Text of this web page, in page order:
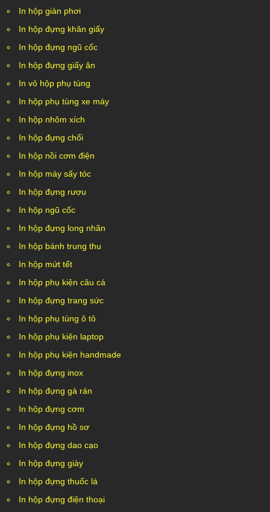
In hộp giàn phơi
In hộp đựng khăn giấy
In hộp đựng ngũ cốc
In hộp đựng giấy ăn
In vỏ hộp phụ tùng
In hộp phụ tùng xe máy
In hộp nhôm xích
In hộp đựng chổi
In hộp nồi cơm điện
In hộp máy sấy tóc
In hộp đựng rượu
In hộp ngũ cốc
In hộp đựng long nhãn
In hộp bánh trung thu
In hộp mứt tết
In hộp phụ kiện câu cá
In hộp đựng trang sức
In hộp phụ tùng ô tô
In hộp phụ kiện laptop
In hộp phụ kiện handmade
In hộp đựng inox
In hộp đựng gà rán
In hộp đựng cơm
In hộp đựng hồ sơ
In hộp đựng dao cạo
In hộp đựng giày
In hộp đựng thuốc lá
In hộp đựng điện thoại